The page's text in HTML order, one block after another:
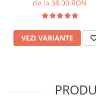
de la 38,00 RON
VEZI VARIANTE